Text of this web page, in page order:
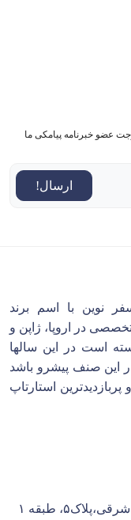
عضو خبرنامه پیامکی ما
ارسال!
نوین با اسم برند
تورهای تخصصی در اروپا، ژاپن و
است در این سالها
این صنف پیشرو باشد
استارتاپ
طبقه ۱